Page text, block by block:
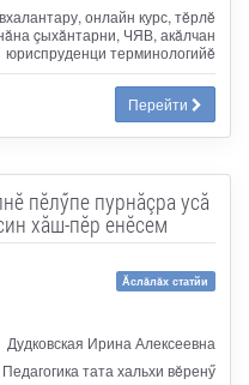
онлайн курс, тĕрлĕ
çыхăнтарни, ЧЯВ, акăлчан
юриспруденци терминологийĕ
Перейти
пĕлӳпе пурнăçра усă
хăш-пĕр енĕсем
Ăслăлăх статйи
Дудковская Ирина Алексеевна
Педагогика тата хальхи вĕренӳ